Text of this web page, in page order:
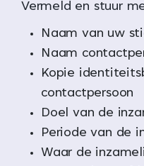
Vermeld en stuur
Naam van uw
Naam
Kopie
contactpersoon
Doel van de
Periode van de
Waar de